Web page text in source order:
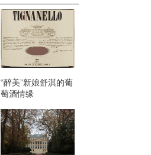
“醉美”新娘舒淇的葡
萄酒情缘